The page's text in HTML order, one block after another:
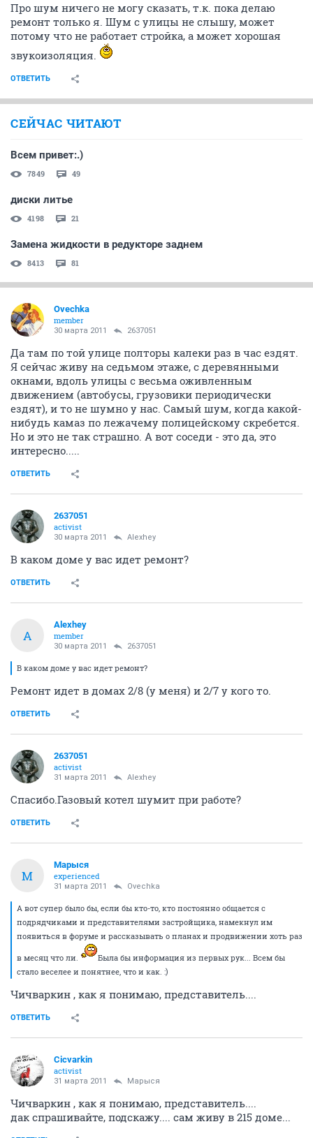
Про шум ничего не могу сказать, т.к. пока делаю
ремонт только я. Шум с улицы не слышу, может
потому что не работает стройка, а может хорошая
звукоизоляция.
ОТВЕТИТЬ
СЕЙЧАС ЧИТАЮТ
Всем привет:.)
7849 49
диски литье
4198 21
Замена жидкости в редукторе заднем
8413 81
Ovechka
member
30 марта 2011 2637051
Да там по той улице полторы калеки раз в час ездят.
Я сейчас живу на седьмом этаже, с деревянными
окнами, вдоль улицы с весьма оживленным
движением (автобусы, грузовики периодически
ездят), и то не шумно у нас. Самый шум, когда какой-
нибудь камаз по лежачему полицейскому скребется.
Но и это не так страшно. А вот соседи - это да, это
интересно.....
ОТВЕТИТЬ
2637051
activist
30 марта 2011 Alexhey
В каком доме у вас идет ремонт?
ОТВЕТИТЬ
A
Alexhey
member
30 марта 2011 2637051
В каком доме у вас идет ремонт?
Ремонт идет в домах 2/8 (у меня) и 2/7 у кого то.
ОТВЕТИТЬ
2637051
activist
31 марта 2011 Alexhey
Спасибо.Газовый котел шумит при работе?
ОТВЕТИТЬ
М
Марыся
experienced
31 марта 2011 Ovechka
А вот супер было бы, если бы кто-то, кто постоянно общается с
подрядчиками и представителями застройщика, намекнул им
появиться в форуме и рассказывать о планах и продвижении хоть раз
в месяц что ли.
Была бы информация из первых рук... Всем бы
стало веселее и понятнее, что и как. :)
Чичваркин , как я понимаю, представитель....
ОТВЕТИТЬ
Cicvarkin
activist
31 марта 2011 Марыся
Чичваркин , как я понимаю, представитель....
дак спрашивайте, подскажу.... сам живу в 215 доме...